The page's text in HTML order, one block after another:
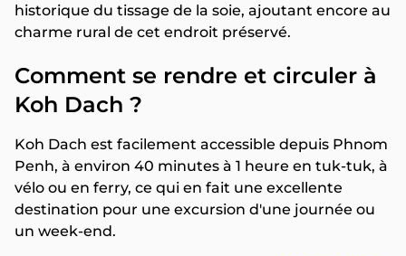
historique du tissage de la soie, ajoutant encore au
charme rural de cet endroit préservé.
Comment se rendre et circuler à
Koh Dach ?
Koh Dach est facilement accessible depuis Phnom
Penh, à environ 40 minutes à 1 heure en tuk-tuk, à
vélo ou en ferry, ce qui en fait une excellente
destination pour une excursion d'une journée ou
un week-end.